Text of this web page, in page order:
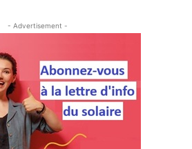
- Advertisement -